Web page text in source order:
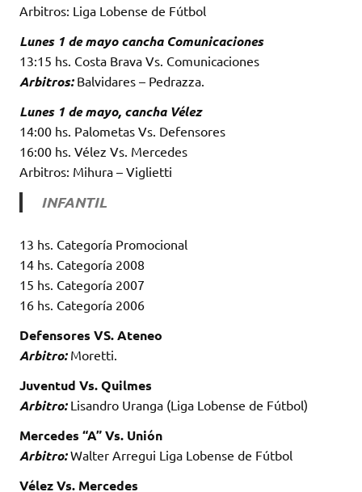
Arbitros: Liga Lobense de Fútbol
Lunes 1 de mayo cancha Comunicaciones
13:15 hs. Costa Brava Vs. Comunicaciones
Arbitros:Balvidares – Pedrazza.
Lunes 1 de mayo, cancha Vélez
14:00 hs. Palometas Vs. Defensores
16:00 hs. Vélez Vs. Mercedes
Arbitros: Mihura – Viglietti
INFANTIL
13 hs. Categoría Promocional
14 hs. Categoría 2008
15 hs. Categoría 2007
16 hs. Categoría 2006
Defensores VS. Ateneo
Arbitro:Moretti.
Juventud Vs. Quilmes
Arbitro:Lisandro Uranga (Liga Lobense de Fútbol)
Mercedes “A” Vs. Unión
Arbitro:Walter Arregui Liga Lobense de Fútbol
Vélez Vs. Mercedes